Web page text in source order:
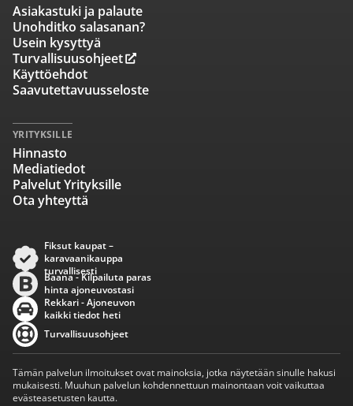
Asiakastuki ja palaute
Unohditko salasanan?
Usein kysyttyä
Turvallisuusohjeet
Käyttöehdot
Saavutettavuusseloste
YRITYKSILLE
Hinnasto
Mediatiedot
Palvelut Yrityksille
Ota yhteyttä
Fiksut kaupat –
karavaanikauppa
turvallisesti
Baana - Kilpailuta paras
hinta ajoneuvostasi
Rekkari - Ajoneuvon
kaikki tiedot heti
Turvallisuusohjeet
Tämän palvelun ilmoitukset ovat mainoksia, jotka näytetään sinulle hakusi
mukaisesti. Muuhun palvelun kohdennettuun mainontaan voit vaikuttaa
evästeasetusten kautta.